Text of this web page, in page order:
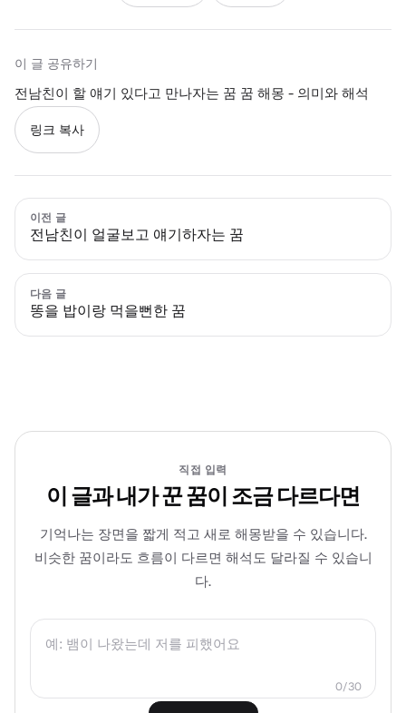
이 글 공유하기
전남친이 할 얘기 있다고 만나자는 꿈 꿈 해몽 - 의미와 해석
링크 복사
이전 글
전남친이 얼굴보고 얘기하자는 꿈
다음 글
똥을 밥이랑 먹을뻔한 꿈
직접 입력
이 글과 내가 꾼 꿈이 조금 다르다면
기억나는 장면을 짧게 적고 새로 해몽받을 수 있습니다.
비슷한 꿈이라도 흐름이 다르면 해석도 달라질 수 있습니
다.
0/30